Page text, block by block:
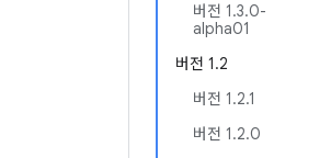
버전 1.3.0-
alpha01
버전 1.2
버전 1.2.1
버전 1.2.0